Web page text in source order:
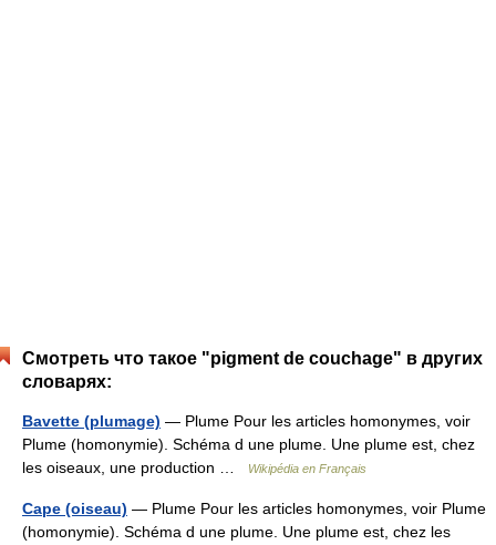
Смотреть что такое "pigment de couchage" в других
словарях:
Bavette (plumage) — Plume Pour les articles homonymes, voir
Plume (homonymie). Schéma d une plume. Une plume est, chez
les oiseaux, une production …
Wikipédia en Français
Cape (oiseau) — Plume Pour les articles homonymes, voir Plume
(homonymie). Schéma d une plume. Une plume est, chez les